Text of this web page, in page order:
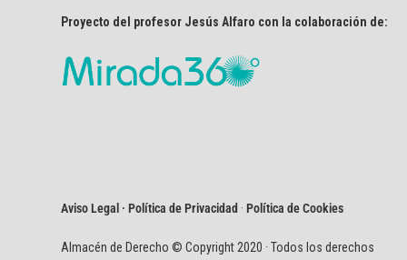
Proyecto del profesor Jesús Alfaro con la colaboración de:
Aviso Legal · Política de Privacidad ·Política de Cookies
Almacén de Derecho © Copyright 2020 · Todos los derechos